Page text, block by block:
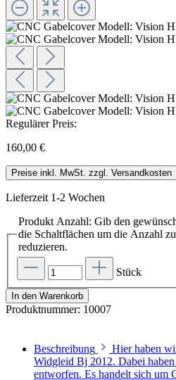
Regulärer Preis:
160,00 €
Preise inkl. MwSt. zzgl. Versandkosten
Lieferzeit 1-2 Wochen
Produkt Anzahl: Gib den
die Schaltflächen um die Anzahl
reduzieren.
Stück
In den Warenkorb
Produktnummer: 10007
Beschreibung
Hier haben
Widgleid Bj 2012. Dabei
entworfen. Es handelt sich um